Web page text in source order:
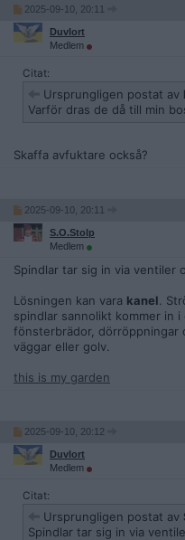
2025-09-10, 20:11
Duvlort
Medlem
Citat:
Ursprungligen postat av
Varför dras de då till min
Skaffa avfuktare också?
2025-09-10, 20:11
S.O.Stolp
Medlem
Spindlar tar sig in via ventiler
Lösningen kan vara kanel.
spindlar sannolikt kommer in
fönsterbrädor, dörröppningar
väggar eller golv.
this is my garden
2025-09-10, 20:12
Duvlort
Medlem
Citat:
Ursprungligen postat av
Spindlar tar sig in via